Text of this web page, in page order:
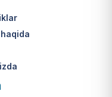
maydagi
10 ish